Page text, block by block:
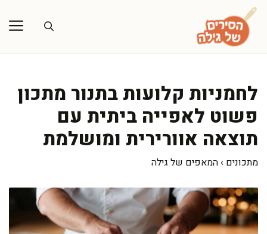
לדלג
לתוכן
לחמניות קלועות בתנור מתכון
פשוט לאפייה ביתית עם
תוצאה אוורירית ומושלמת
מתכונים › המאפים של גילה